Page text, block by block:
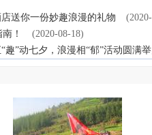
送你一份妙趣浪漫的礼物
！
(2020-08-18)
趣”动七夕，浪漫相“郁”活动圆满